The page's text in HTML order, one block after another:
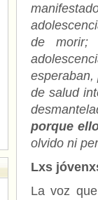
de morir;
esperaban,
de salud
porque
olvido ni
Lxs
La voz